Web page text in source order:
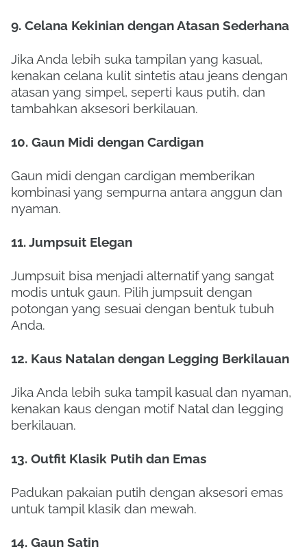
9. Celana Kekinian dengan Atasan Sederhana
Jika Anda lebih suka tampilan yang kasual,
kenakan celana kulit sintetis atau jeans dengan
atasan yang simpel, seperti kaus putih, dan
tambahkan aksesori berkilauan.
10. Gaun Midi dengan Cardigan
Gaun midi dengan cardigan memberikan
kombinasi yang sempurna antara anggun dan
nyaman.
11. Jumpsuit Elegan
Jumpsuit bisa menjadi alternatif yang sangat
modis untuk gaun. Pilih jumpsuit dengan
potongan yang sesuai dengan bentuk tubuh
Anda.
12. Kaus Natalan dengan Legging Berkilauan
Jika Anda lebih suka tampil kasual dan nyaman,
kenakan kaus dengan motif Natal dan legging
berkilauan.
13. Outfit Klasik Putih dan Emas
Padukan pakaian putih dengan aksesori emas
untuk tampil klasik dan mewah.
14. Gaun Satin